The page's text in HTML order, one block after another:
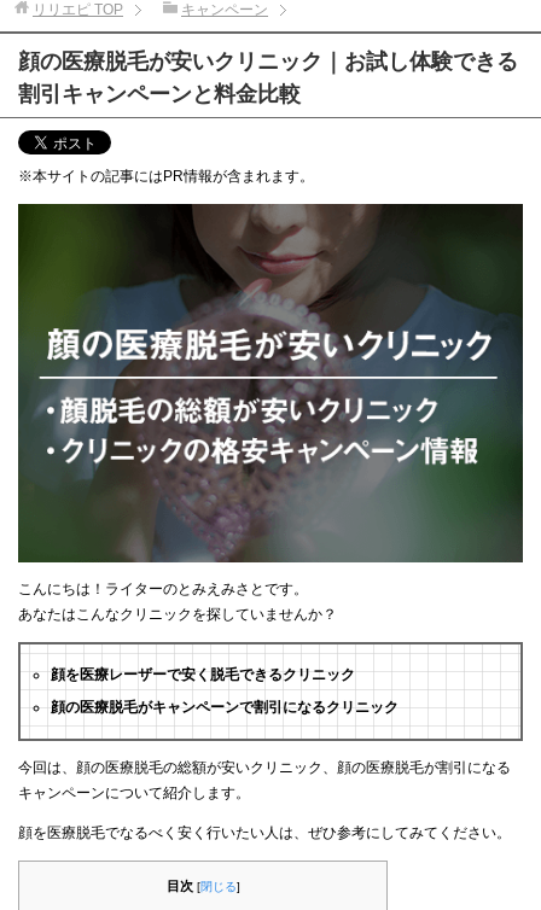
リリエピ TOP キャンペーン
顔の医療脱毛が安いクリニック｜お試し体験できる
割引キャンペーンと料金比較
※本サイトの記事にはPR情報が含まれます。
こんにちは！ライターのとみえみさとです。
あなたはこんなクリニックを探していませんか？
顔を医療レーザーで安く脱毛できるクリニック
顔の医療脱毛がキャンペーンで割引になるクリニック
今回は、顔の医療脱毛の総額が安いクリニック、顔の医療脱毛が割引になる
キャンペーンについて紹介します。
顔を医療脱毛でなるべく安く行いたい人は、ぜひ参考にしてみてください。
目次 [閉じる]